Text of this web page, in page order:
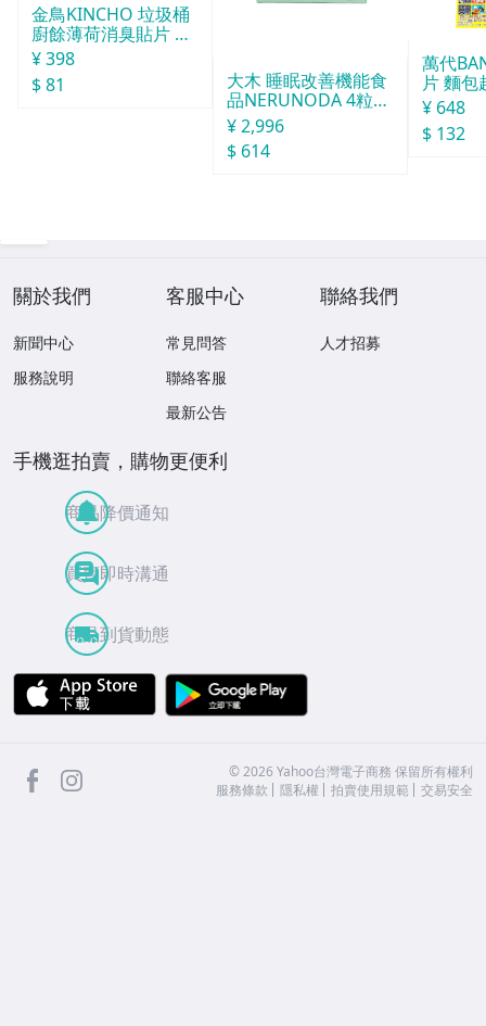
金鳥KINCHO 垃圾桶
廚餘薄荷消臭貼片 約
30天分
¥ 398
$ 81
大木 睡眠改善機能食
品NERUNODA 4粒22
袋
¥ 2,996
$ 614
萬代
片 麵包
¥ 648
$ 132
關於我們
新聞中心
服務說明
客服中心
常見問答
聯絡客服
最新公告
聯絡我們
人才招募
手機逛拍賣，購物更便利
商品降價通知
買賣即時溝通
商品到貨動態
APP Store
facebook ©2026 Yahoo台灣電子商務 保留所有權利
服務條款
隱私權 拍賣使用規範 交易安全